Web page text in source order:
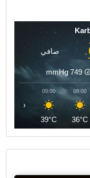
صافي
749
mmHg
08:00
36°C
09:00
39°C
‹